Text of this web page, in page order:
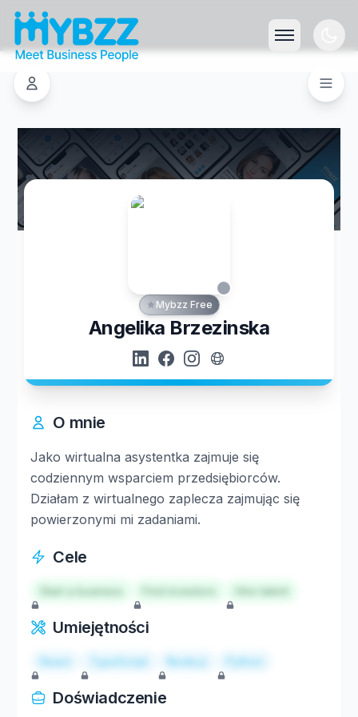
Mybzz Free
Angelika Brzezinska
O mnie
Jako wirtualna asystentka zajmuje się
codziennym wsparciem przedsiębiorców.
Działam z wirtualnego zaplecza zajmując się
powierzonymi mi zadaniami.
Cele
Start a business Hire talent
Umiejętności
React TypeScript Node.js Python
Doświadczenie